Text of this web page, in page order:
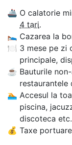
🚢 O calatorie
4 tari.
🛌 Cazarea la
🍽 3 mese pe zi
principale,
☕ Bauturile
🏊‍ Accesul la
piscina,
discoteca etc.
💰 Taxe portuare